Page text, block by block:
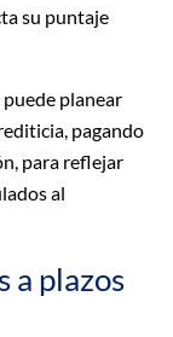
su puntaje
planear
pagando
para reflejar
al
a plazos